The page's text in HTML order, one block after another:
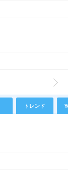
トレンド